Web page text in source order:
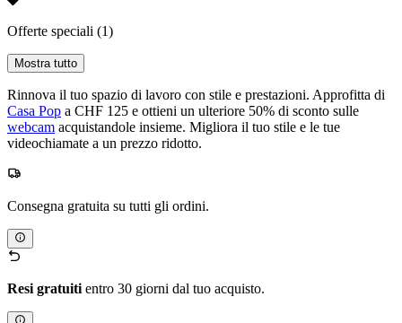
Offerte speciali (1)
Mostra tutto
Rinnova il tuo spazio di lavoro con stile e prestazioni. Approfitta di
Casa Pop a CHF 125 e ottieni un ulteriore 50% di sconto sulle
webcam acquistandole insieme. Migliora il tuo stile e le tue
videochiamate a un prezzo ridotto.
Consegna gratuita su tutti gli ordini.
Resi gratuiti entro 30 giorni dal tuo acquisto.